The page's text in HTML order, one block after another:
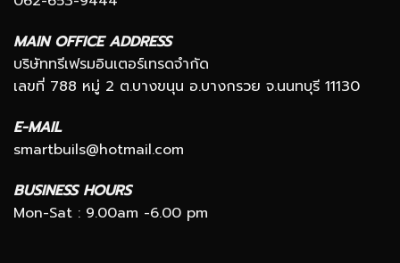
MAIN OFFICE ADDRESS
บริษัททรีเฟรมอินเตอร์เทรดจำกัด
เลขที่ 788 หมู่ 2 ต.บางขนุน อ.บางกรวย จ.นนทบุรี 11130
E-MAIL
smartbuils@hotmail.com
BUSINESS HOURS
Mon-Sat : 9.00am -6.00 pm